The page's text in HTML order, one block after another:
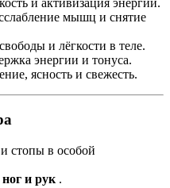
и активизация энергии.
мышц и снятие
и лёгкости в теле.
энергии и тонуса.
ясность и свежесть.
стопы в особой
и рук .